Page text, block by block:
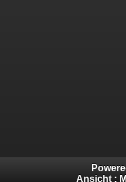
Ansicht :